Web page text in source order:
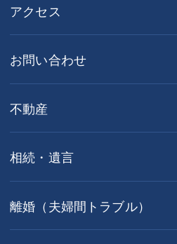
アクセス
お問い合わせ
不動産
相続・遺言
離婚（夫婦間トラブル）